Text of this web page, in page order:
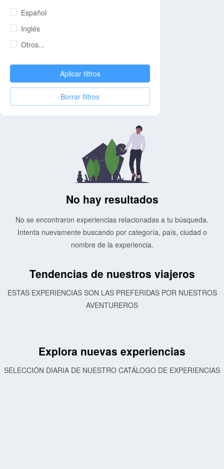
Español
Inglés
Otros...
Aplicar filtros
Borrar filtros
No hay resultados
No se encontraron experiencias relacionadas a tu búsqueda.
Intenta nuevamente buscando por categoría, país, ciudad o
nombre de la experiencia.
Tendencias de nuestros viajeros
ESTAS EXPERIENCIAS SON LAS PREFERIDAS POR NUESTROS
AVENTUREROS
Explora nuevas experiencias
SELECCIÓN DIARIA DE NUESTRO CATÁLOGO DE EXPERIENCIAS